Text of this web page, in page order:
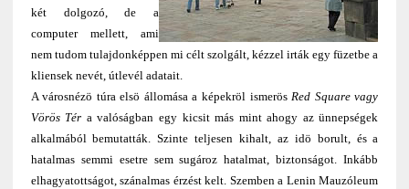
két dolgozó, de a
computer mellett, ami
nem tudom tulajdonképpen mi célt szolgált, kézzel irták egy füzetbe a
kliensek nevét, útlevél adatait.
A városnézö túra elsö állomása a képekröl ismerösRed Square vagy
Vörös Tér a valóságban egy kicsit más mint ahogy az ünnepségek
alkalmából bemutatták. Szinte teljesen kihalt, az idö borult, és a
hatalmas semmi esetre sem sugároz hatalmat, biztonságot. Inkább
elhagyatottságot, szánalmas érzést kelt. Szemben a Lenin Mauzóleum